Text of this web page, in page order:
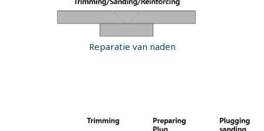
Reparatie van naden